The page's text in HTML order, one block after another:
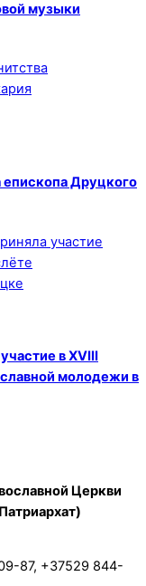
музыки
Друцкого
в XVIII
молодежи в
Церкви
87, +37529 844-